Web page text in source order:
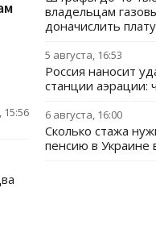
15:56
владельцам
доначислить плату
5 августа, 16:53
Россия наносит
станции аэрации:
6 августа, 16:00
Сколько стажа
пенсию в Украине